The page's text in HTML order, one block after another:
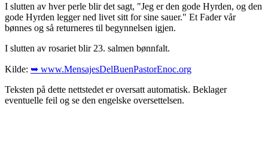
I slutten av hver perle blir det sagt, "Jeg er den gode Hyrden, og den
gode Hyrden legger ned livet sitt for sine sauer." Et Fader vår
bønnes og så returneres til begynnelsen igjen.
I slutten av rosariet blir 23. salmen bønnfalt.
Kilde: ➥ www.MensajesDelBuenPastorEnoc.org
Teksten på dette nettstedet er oversatt automatisk. Beklager
eventuelle feil og se den engelske oversettelsen.